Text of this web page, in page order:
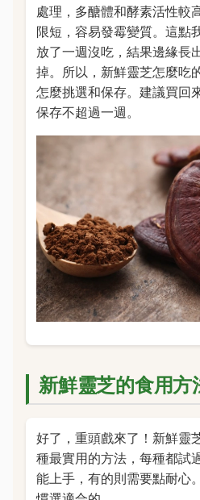
處理，多醣體和酵素活性較
限短，容易發霉變質。這
放了一週沒吃，結果邊緣長
掉。所以，新鮮靈芝怎麼吃
怎麼挑選和保存。建議買回
保存不超過一週。
新鮮靈芝的食用方
好了，重頭戲來了！新鮮靈
種最實用的方法，每種都試
能上手，有的則需要點耐心